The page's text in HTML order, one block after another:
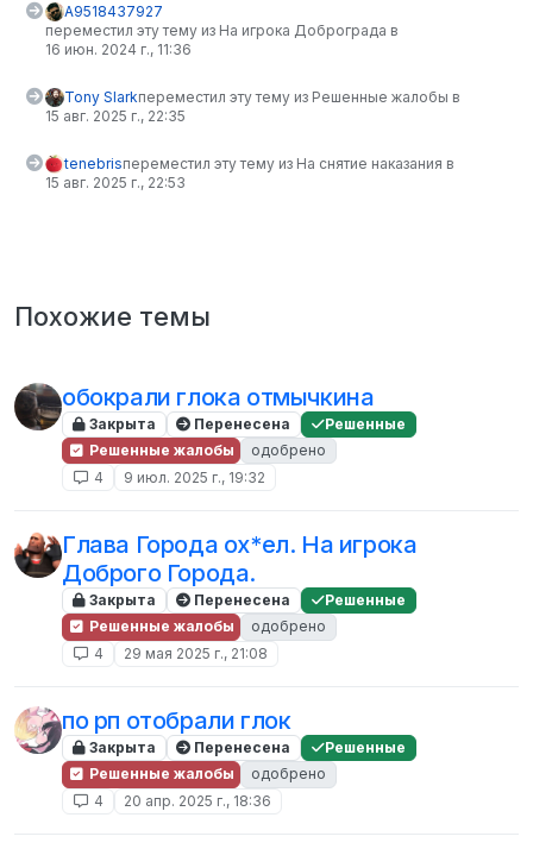
A9518437927
переместил эту тему из На игрока Доброграда в
16 июн. 2024 г., 11:36
Tony Slarkпереместил эту тему из Решенные жалобы в
15 авг. 2025 г., 22:35
tenebrisпереместил эту тему из На снятие наказания в
15 авг. 2025 г., 22:53
Похожие темы
обокрали глока отмычкина
Закрыта Перенесена
Решенные
Решенные жалобы
одобрено
4
9 июл. 2025 г., 19:32
Глава Города ох*ел. На игрока
Доброго Города.
Закрыта Перенесена
Решенные
Решенные жалобы
одобрено
4
29 мая 2025 г., 21:08
по рп отобрали глок
Закрыта Перенесена
Решенные
Решенные жалобы
одобрено
4
20 апр. 2025 г., 18:36